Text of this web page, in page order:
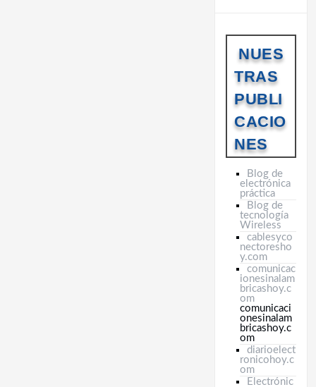
NUES
TRAS
PUBLI
CACIO
NES
Blog de
electrónica
práctica
Blog de
tecnología
Wireless
cablesyco
nectoresho
y.com
comunicac
ionesinalam
bricashoy.c
om
comunicaci
onesinalam
bricashoy.c
om
diarioelect
ronicohoy.c
om
Electrónic